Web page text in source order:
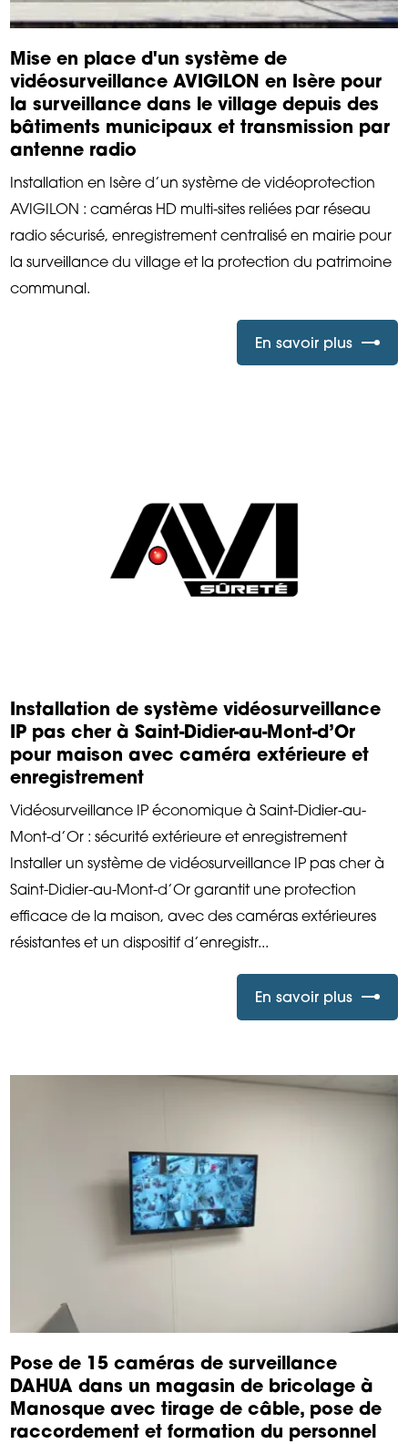
Mise en place d'un système de
vidéosurveillance AVIGILON en Isère pour
la surveillance dans le village depuis des
bâtiments municipaux et transmission par
antenne radio
Installation en Isère d’un système de vidéoprotection
AVIGILON : caméras HD multi-sites reliées par réseau
radio sécurisé, enregistrement centralisé en mairie pour
la surveillance du village et la protection du patrimoine
communal.
En savoir plus
Installation de système vidéosurveillance
IP pas cher à Saint-Didier-au-Mont-d’Or
pour maison avec caméra extérieure et
enregistrement
Vidéosurveillance IP économique à Saint-Didier-au-
Mont-d’Or : sécurité extérieure et enregistrement
Installer un système de vidéosurveillance IP pas cher à
Saint-Didier-au-Mont-d’Or garantit une protection
efficace de la maison, avec des caméras extérieures
résistantes et un dispositif d’enregistr...
En savoir plus
Pose de 15 caméras de surveillance
DAHUA dans un magasin de bricolage à
Manosque avec tirage de câble, pose de
raccordement et formation du personnel